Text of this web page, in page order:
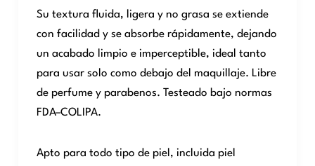
Su textura fluida, ligera y no grasa se extiende
con facilidad y se absorbe rápidamente, dejando
un acabado limpio e imperceptible, ideal tanto
para usar solo como debajo del maquillaje. Libre
de perfume y parabenos. Testeado bajo normas
FDA–COLIPA.
Apto para todo tipo de piel, incluida piel